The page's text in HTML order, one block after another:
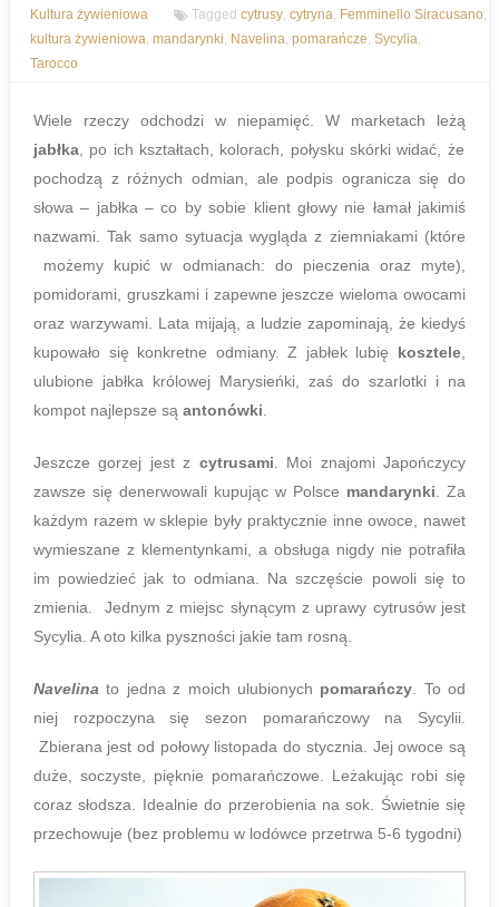
Kultura żywieniowa
Tagged cytrusy, cytryna, Femminello Siracusano,
kultura żywieniowa, mandarynki, Navelina, pomarańcze, Sycylia,
Tarocco
Wiele rzeczy odchodzi w niepamięć. W marketach leżą
jabłka, po ich kształtach, kolorach, połysku skórki widać, że
pochodzą z różnych odmian, ale podpis ogranicza się do
słowa – jabłka – co by sobie klient głowy nie łamał jakimiś
nazwami. Tak samo sytuacja wygląda z ziemniakami (które
możemy kupić w odmianach: do pieczenia oraz myte),
pomidorami, gruszkami i zapewne jeszcze wieloma owocami
oraz warzywami. Lata mijają, a ludzie zapominają, że kiedyś
kupowało się konkretne odmiany. Z jabłek lubię kosztele,
ulubione jabłka królowej Marysieńki, zaś do szarlotki i na
kompot najlepsze są antonówki.
Jeszcze gorzej jest z cytrusami. Moi znajomi Japończycy
zawsze się denerwowali kupując w Polsce mandarynki. Za
każdym razem w sklepie były praktycznie inne owoce, nawet
wymieszane z klementynkami, a obsługa nigdy nie potrafiła
im powiedzieć jak to odmiana. Na szczęście powoli się to
zmienia. Jednym z miejsc słynącym z uprawy cytrusów jest
Sycylia. A oto kilka pyszności jakie tam rosną.
Navelina to jedna z moich ulubionych pomarańczy. To od
niej rozpoczyna się sezon pomarańczowy na Sycylii.
Zbierana jest od połowy listopada do stycznia. Jej owoce są
duże, soczyste, pięknie pomarańczowe. Leżakując robi się
coraz słodsza. Idealnie do przerobienia na sok. Świetnie się
przechowuje (bez problemu w lodówce przetrwa 5-6 tygodni)